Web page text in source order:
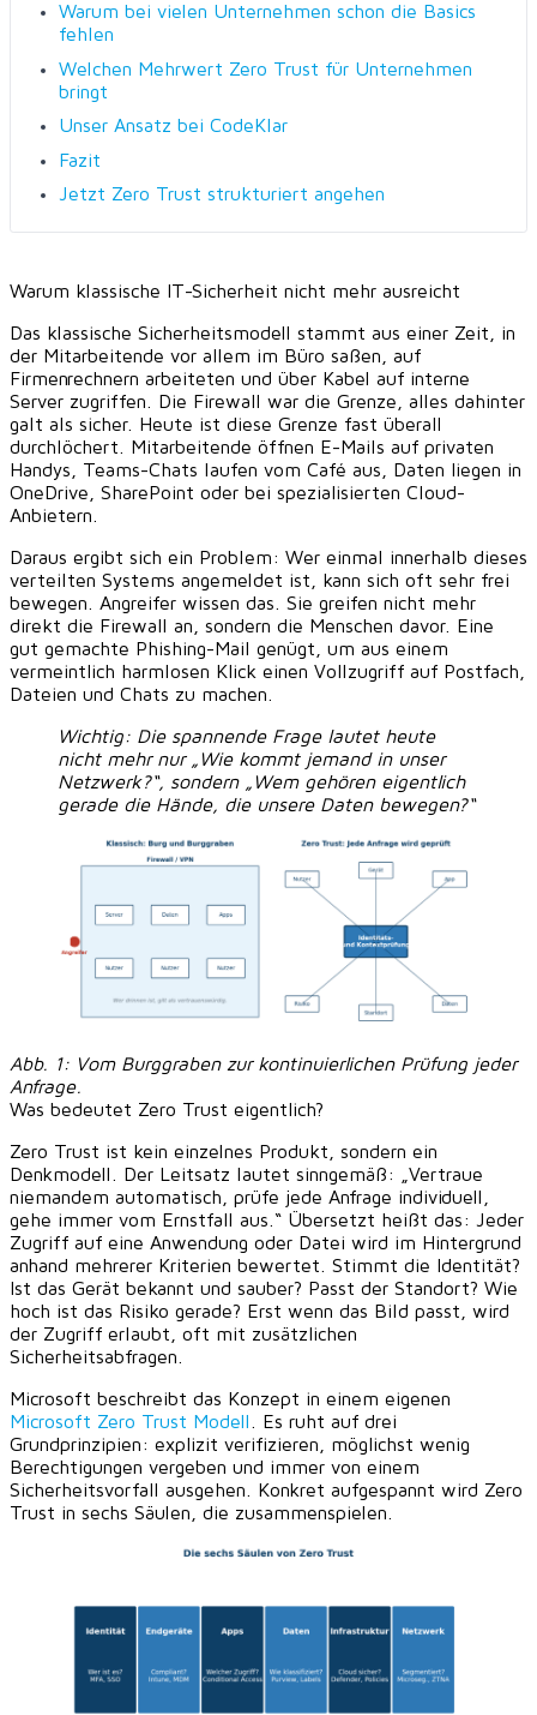
Warum bei vielen Unternehmen schon die Basics
fehlen
Welchen Mehrwert Zero Trust für Unternehmen
bringt
Unser Ansatz bei CodeKlar
Fazit
Jetzt Zero Trust strukturiert angehen
Warum klassische IT-Sicherheit nicht mehr ausreicht
Das klassische Sicherheitsmodell stammt aus einer Zeit, in
der Mitarbeitende vor allem im Büro saßen, auf
Firmenrechnern arbeiteten und über Kabel auf interne
Server zugriffen. Die Firewall war die Grenze, alles dahinter
galt als sicher. Heute ist diese Grenze fast überall
durchlöchert. Mitarbeitende öffnen E-Mails auf privaten
Handys, Teams-Chats laufen vom Café aus, Daten liegen in
OneDrive, SharePoint oder bei spezialisierten Cloud-
Anbietern.
Daraus ergibt sich ein Problem: Wer einmal innerhalb dieses
verteilten Systems angemeldet ist, kann sich oft sehr frei
bewegen. Angreifer wissen das. Sie greifen nicht mehr
direkt die Firewall an, sondern die Menschen davor. Eine
gut gemachte Phishing-Mail genügt, um aus einem
vermeintlich harmlosen Klick einen Vollzugriff auf Postfach,
Dateien und Chats zu machen.
Wichtig: Die spannende Frage lautet heute
nicht mehr nur „Wie kommt jemand in unser
Netzwerk?“, sondern „Wem gehören eigentlich
gerade die Hände, die unsere Daten bewegen?“
Abb. 1: Vom Burggraben zur kontinuierlichen Prüfung jeder
Anfrage.
Was bedeutet Zero Trust eigentlich?
Zero Trust ist kein einzelnes Produkt, sondern ein
Denkmodell. Der Leitsatz lautet sinngemäß: „Vertraue
niemandem automatisch, prüfe jede Anfrage individuell,
gehe immer vom Ernstfall aus.“ Übersetzt heißt das: Jeder
Zugriff auf eine Anwendung oder Datei wird im Hintergrund
anhand mehrerer Kriterien bewertet. Stimmt die Identität?
Ist das Gerät bekannt und sauber? Passt der Standort? Wie
hoch ist das Risiko gerade? Erst wenn das Bild passt, wird
der Zugriff erlaubt, oft mit zusätzlichen
Sicherheitsabfragen.
Microsoft beschreibt das Konzept in einem eigenen
Microsoft Zero Trust Modell
. Es ruht auf drei
Grundprinzipien: explizit verifizieren, möglichst wenig
Berechtigungen vergeben und immer von einem
Sicherheitsvorfall ausgehen. Konkret aufgespannt wird Zero
Trust in sechs Säulen, die zusammenspielen.